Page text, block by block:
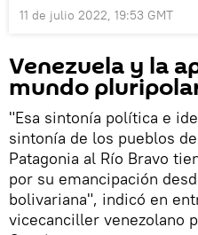
11 de julio 2022, 19:53 GMT
Venezuela y la
mundo
"Esa sintonía política e
sintonía de los pueblos
Patagonia al Río Bravo
por su emancipación
bolivariana", indicó en
vicecanciller venezolano